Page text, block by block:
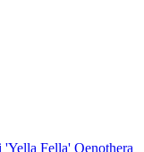
Fella' Oenothera